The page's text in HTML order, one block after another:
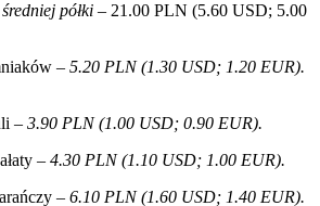
półki – 21.00 PLN (5.60 USD; 5.00
– 5.20 PLN (1.30 USD; 1.20 EUR).
– 3.90 PLN (1.00 USD; 0.90 EUR).
– 4.30 PLN (1.10 USD; 1.00 EUR).
– 6.10 PLN (1.60 USD; 1.40 EUR).